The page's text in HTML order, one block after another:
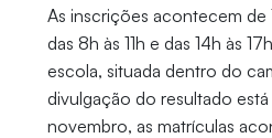
As inscrições acontecem de
das 8h às 11h e das 14h às
escola, situada dentro do
divulgação do resultado
novembro, as matrículas